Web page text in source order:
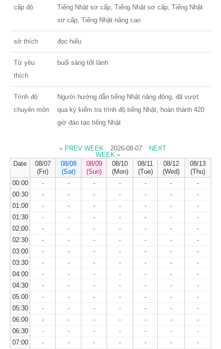
cấp độ
Tiếng Nhật sơ cấp, Tiếng Nhật sơ cấp, Tiếng Nhật
sơ cấp, Tiếng Nhật nâng cao
sở thích đọc hiểu
Từ yêu
thích
buổi sáng tốt lành
Trình độ
chuyên môn
Người hướng dẫn tiếng Nhật năng động, đã vượt
qua kỳ kiểm tra trình độ tiếng Nhật, hoàn thành 420
giờ đào tạo tiếng Nhật
« PREV WEEK 2026-08-07
NEXT
WEEK »
Date
08/07
(Fri)
08/08
(Sat)
08/09
(Sun)
08/10
(Mon)
08/11
(Tue)
08/12
(Wed)
08/13
(Thu)
00:00
- - - - - -
-
00:30
- - - - - -
-
01:00
- - - - - -
-
01:30
- - - - - -
-
02:00
- - - - - -
-
02:30
- - - - - -
-
03:00
- - - - - -
-
03:30
- - - - - -
-
04:00
- - - - - -
-
04:30
- - - - - -
-
05:00
- - - - - -
-
05:30
- - - - - -
-
06:00
- - - - - -
-
06:30
- - - - - -
-
07:00
- - - - - -
-